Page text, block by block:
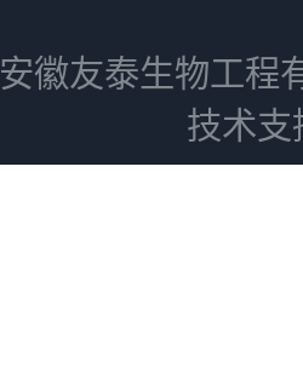
安徽友泰生物工程
技术